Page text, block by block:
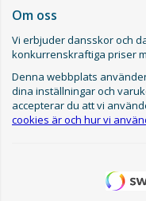
Om oss
Vi erbjuder dansskor och
konkurrenskraftiga priser
Denna webbplats
dina inställningar och
accepterar du att vi
cookies är och hur vi